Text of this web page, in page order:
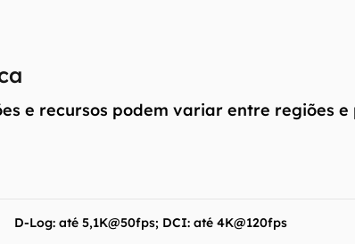
e recursos podem variar entre regiões e
D-Log: até 5,1K@50fps; DCI: até 4K@120fps
mantém esforço constante para encontrar e
presentes em nossas fichas técnicas, porém
que você visite o site oficial do fabricante ou
Canaltech não se responsabiliza por quaisquer